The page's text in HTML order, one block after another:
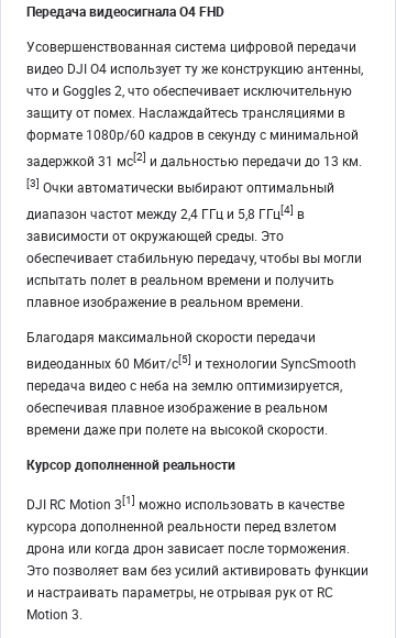
Передача видеосигнала O4 FHD
Усовершенствованная система цифровой передачи
видео DJI O4 использует ту же конструкцию антенны,
что и Goggles 2, что обеспечивает исключительную
защиту от помех. Наслаждайтесь трансляциями в
формате 1080p/60 кадров в секунду с минимальной
задержкой 31 мс[2] и дальностью передачи до 13 км.
[3] Очки автоматически выбирают оптимальный
диапазон частот между 2,4 ГГц и 5,8 ГГц[4] в
зависимости от окружающей среды. Это
обеспечивает стабильную передачу, чтобы вы могли
испытать полет в реальном времени и получить
плавное изображение в реальном времени.
Благодаря максимальной скорости передачи
видеоданных 60 Мбит/с[5] и технологии SyncSmooth
передача видео с неба на землю оптимизируется,
обеспечивая плавное изображение в реальном
времени даже при полете на высокой скорости.
Курсор дополненной реальности
DJI RC Motion 3[1] можно использовать в качестве
курсора дополненной реальности перед взлетом
дрона или когда дрон зависает после торможения.
Это позволяет вам без усилий активировать функции
и настраивать параметры, не отрывая рук от RC
Motion 3.